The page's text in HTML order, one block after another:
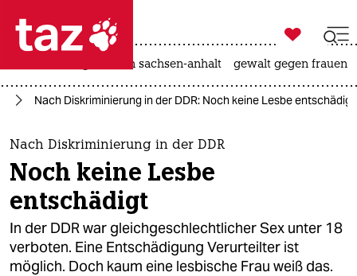
 taz zahl ich
taz zahl ich
themen
politik
öko
gesellschaft

taz zahl ich
landtagswahl in sachsen-anhalt gewalt gegen frauen
Nach Diskriminierung in der DDR: Noch keine Lesbe entschädigt
Nach Diskriminierung in der DDR
Noch keine Lesbe
entschädigt
In der DDR war gleichgeschlechtlicher Sex unter 18
verboten. Eine Entschädigung Verurteilter ist
möglich. Doch kaum eine lesbische Frau weiß das.